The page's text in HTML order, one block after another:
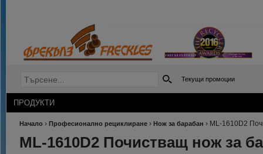
Текущи промоции
ПРОДУКТИ
Начало › Професионално рециклиране › Нож за барабан › ML-1610D2
ML-1610D2 Почистващ нож за